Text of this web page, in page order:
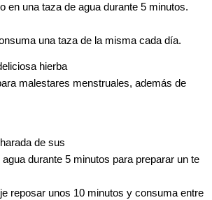
en una taza de agua durante 5 minutos.
una taza de la misma cada día.
hierba
malestares menstruales, además de
de sus
durante 5 minutos para preparar un te
reposar unos 10 minutos y consuma entre